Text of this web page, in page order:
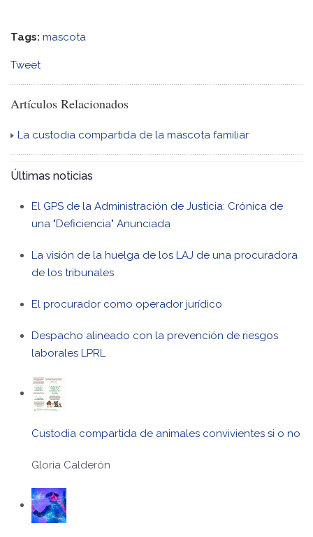
Tags: mascota
Tweet
Artículos Relacionados
La custodia compartida de la mascota familiar
Últimas noticias
El GPS de la Administración de Justicia: Crónica de
una "Deficiencia" Anunciada
La visión de la huelga de los LAJ de una procuradora
de los tribunales
El procurador como operador jurídico
Despacho alineado con la prevención de riesgos
laborales LPRL
Custodia compartida de animales convivientes si o no
Gloria Calderón